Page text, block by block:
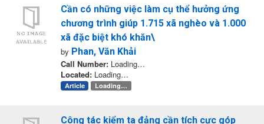
Cần có những việc làm cụ thể hưởng ứng
chương trình giúp 1.715 xã nghèo và 1.000
xã đặc biệt khó khăn\
by Phan, Văn Khải
Call Number: Loading…
Located: Loading…
Article Loading…
Công tác kiểm ta đảng cần tích cực góp